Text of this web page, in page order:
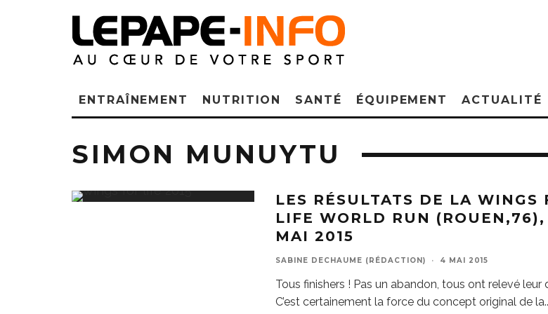
ENTRAÎNEMENT NUTRITION SANTÉ ÉQUIPEMENT ACTUALITÉ
SIMON MUNUYTU
LES RÉSULTATS DE LA WINGS
LIFE WORLD RUN
MAI 2015
SABINE DECHAUME (RÉDACTION) · 4 MAI 2015
Tous finishers ! Pas un abandon, tous ont relevé leur
C’est certainement la force du concept original de la